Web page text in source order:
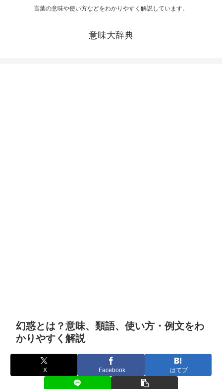
言葉の意味や使い方などをわかりやすく解説しています。
意味大辞典
幻惑とは？意味、類語、使い方・例文をわ
かりやすく解説
X Facebook はてブ